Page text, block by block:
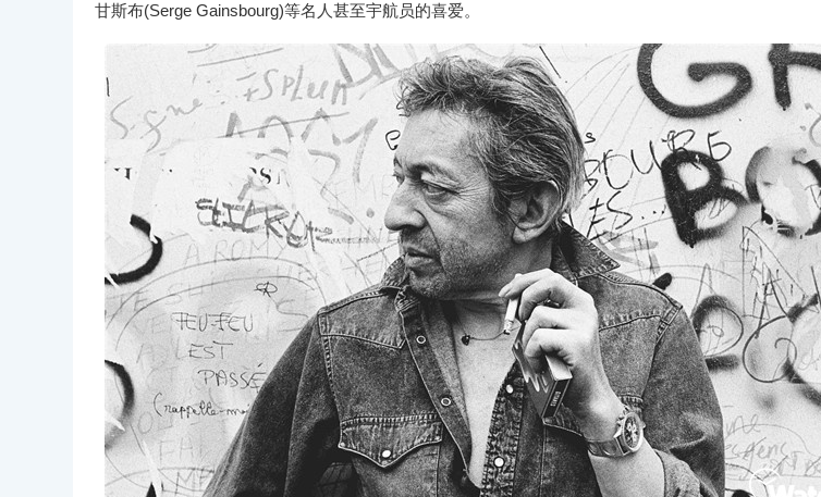
甘斯布(Serge Gainsbourg)等名人甚至宇航员的喜爱。